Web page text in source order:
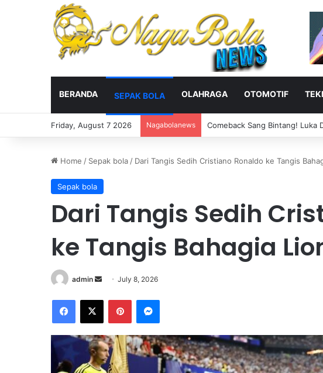
BERANDA SEPAK BOLA OLAHRAGA OTOMOTIF
Friday, August 7 2026 Nagabolanews TikTok Mendadak Tutup
Home / Sepak bola / Dari Tangis Sedih Cristiano Ronaldo ke Tangis
Sepak bola
Dari Tangis Sedih
ke Tangis Bahagia
admin
Send
email
July 8, 2026
Facebook
X PinterestMessenger